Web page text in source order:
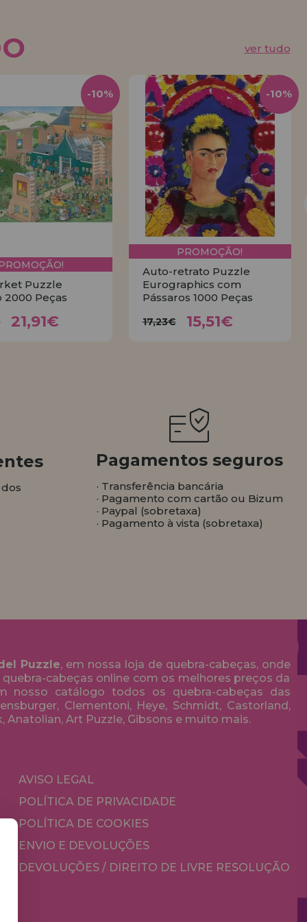
ver tudo
Puzzle
2000 Peças
21,91€
-10%
PROMOÇÃO!
Auto-retrato Puzzle
Eurographics com
Pássaros 1000 Peças
17,23€ 15,51€
-10%
Pagamentos seguros
· Transferência bancária
· Pagamento com cartão ou Bizum
· Paypal (sobretaxa)
· Pagamento à vista (sobretaxa)
Puzzle, em nossa loja de quebra-cabeças, onde
cabeças online com os melhores preços da
nosso catálogo todos os quebra-cabeças das
Clementoni, Heye, Schmidt, Castorland,
Anatolian, Art Puzzle, Gibsons e muito mais.
AVISO LEGAL
POLÍTICA DE PRIVACIDADE
POLÍTICA DE COOKIES
ENVIO E DEVOLUÇÕES
DEVOLUÇÕES / DIREITO DE LIVRE RESOLUÇÃO